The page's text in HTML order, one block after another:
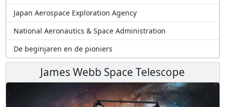
Japan Aerospace Exploration Agency
National Aeronautics & Space Administration
De beginjaren en de pioniers
James Webb Space Telescope